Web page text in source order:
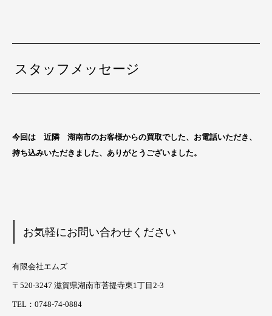
スタッフメッセージ
今回は 近隣 湖南市のお客様からの買取でした、お電話いただき、
持ち込みいただきました、ありがとうございました。
お気軽にお問い合わせください
有限会社エムズ
〒520-3247 滋賀県湖南市菩提寺東1丁目2-3
TEL：0748-74-0884